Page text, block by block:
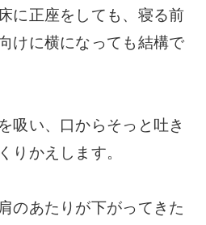
に正座をしても、寝る前
けに横になっても結構で
吸い、口からそっと吐き
りかえします。
のあたりが下がってきた